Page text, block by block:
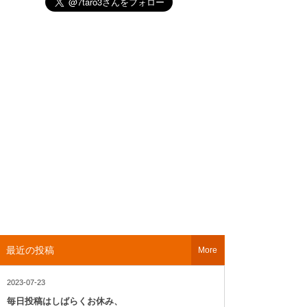
最近の投稿
2023-07-23
毎日投稿はしばらくお休み、
More